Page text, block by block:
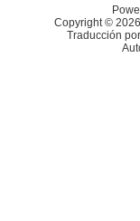
Copyright ©
Traducción por